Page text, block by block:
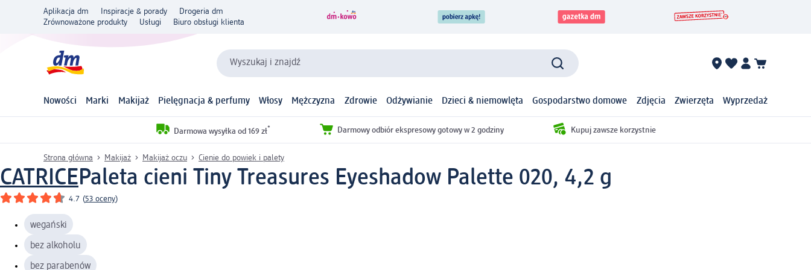
Aplikacja dm Inspiracje & porady
Drogeria dm
Zrównoważone produkty
Usługi Biuro obsługi klienta
Wyszukaj i znajdź
Nowości Marki Makijaż Pielęgnacja & perfumy Włosy Mężczyzna Zdrowie Odżywianie Dzieci & niemowlęta Gospodarstwo domowe Zdjęcia Zwierzęta Wyprzedaż
Darmowa wysyłka od 169 zł* Darmowy odbiór ekspresowy gotowy w 2 godziny Kupuj zawsze korzystnie
Strona główna Makijaż Makijaż oczu Cienie do powiek i palety
CATRICEPaleta cieni Tiny Treasures Eyeshadow Palette 020, 4,2 g
4.7 (53 oceny)
wegański
bez alkoholu
bez parabenów